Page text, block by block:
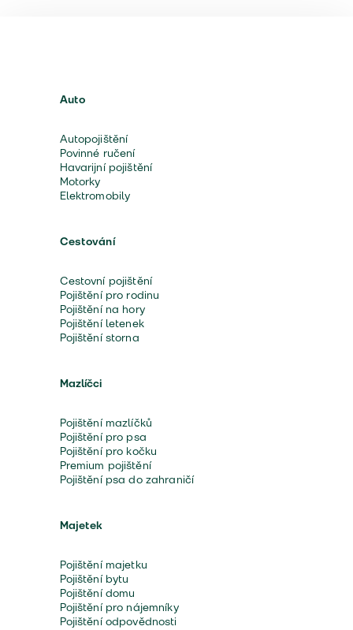
Auto
Autopojištění
Povinné ručení
Havarijní pojištění
Motorky
Elektromobily
Cestování
Cestovní pojištění
Pojištění pro rodinu
Pojištění na hory
Pojištění letenek
Pojištění storna
Mazlíčci
Pojištění mazlíčků
Pojištění pro psa
Pojištění pro kočku
Premium pojištění
Pojištění psa do zahraničí
Majetek
Pojištění majetku
Pojištění bytu
Pojištění domu
Pojištění pro nájemníky
Pojištění odpovědnosti